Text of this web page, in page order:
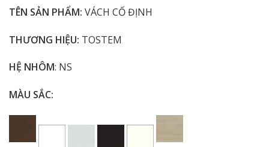
TÊN SẢN PHẨM: VÁCH CỐ ĐỊNH
THƯƠNG HIỆU: TOSTEM
HỆ NHÔM: NS
MÀU SẮC: